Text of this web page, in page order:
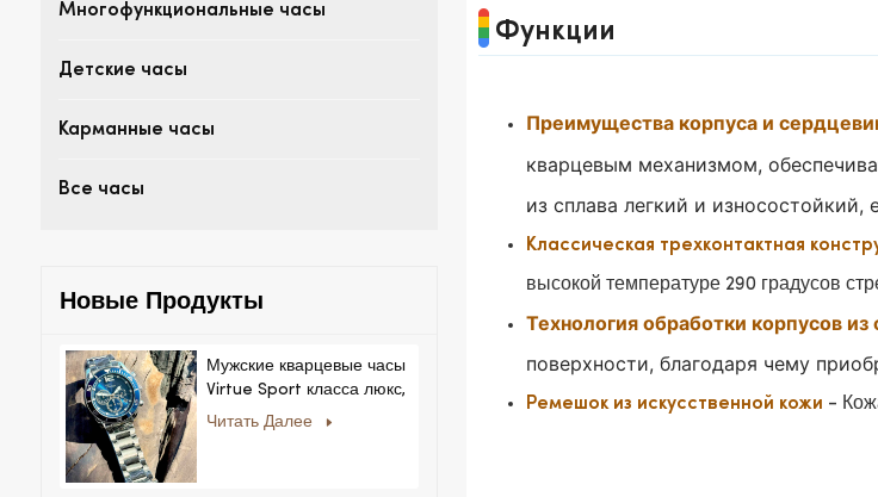
Многофункциональные часы
Детские часы
Карманные часы
Все часы
Новые Продукты
Мужские кварцевые часы
Virtue Sport класса люкс,
корпус из сплава,
Читать Далее
Функции
Преимущества корпуса и
кварцевым механизмом,
из сплава легкий и
Классическая трехконтактная
высокой температуре 290 градусов
Технология обработки корпусов из
поверхности, благодаря чему
Ремешок из искусственной кожи -